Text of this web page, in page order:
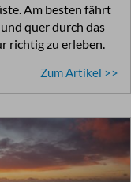
Am besten fährt
quer durch das
richtig zu erleben.
Zum Artikel >>